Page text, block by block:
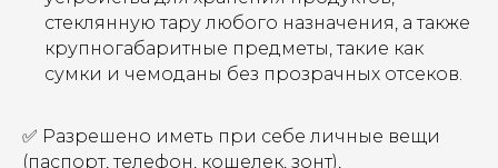
стеклянную тару любого назначения, а также
крупногабаритные предметы, такие как
сумки и чемоданы без прозрачных отсеков.
✅ Разрешено иметь при себе личные вещи
(паспорт, телефон, кошелек, зонт),